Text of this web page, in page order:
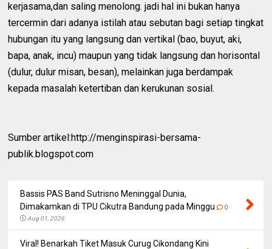
kerjasama,dan saling menolong. jadi hal ini bukan hanya
tercermin dari adanya istilah atau sebutan bagi setiap tingkat
hubungan itu yang langsung dan vertikal (bao, buyut, aki,
bapa, anak, incu) maupun yang tidak langsung dan horisontal
(dulur, dulur misan, besan), melainkan juga berdampak
kepada masalah ketertiban dan kerukunan sosial.
Sumber artikel:http://menginspirasi-bersama-
publik.blogspot.com
Bassis PAS Band Sutrisno Meninggal Dunia,
Dimakamkan di TPU Cikutra Bandung pada Minggu
0
Aug 01, 2026
Viral! Benarkah Tiket Masuk Curug Cikondang Kini